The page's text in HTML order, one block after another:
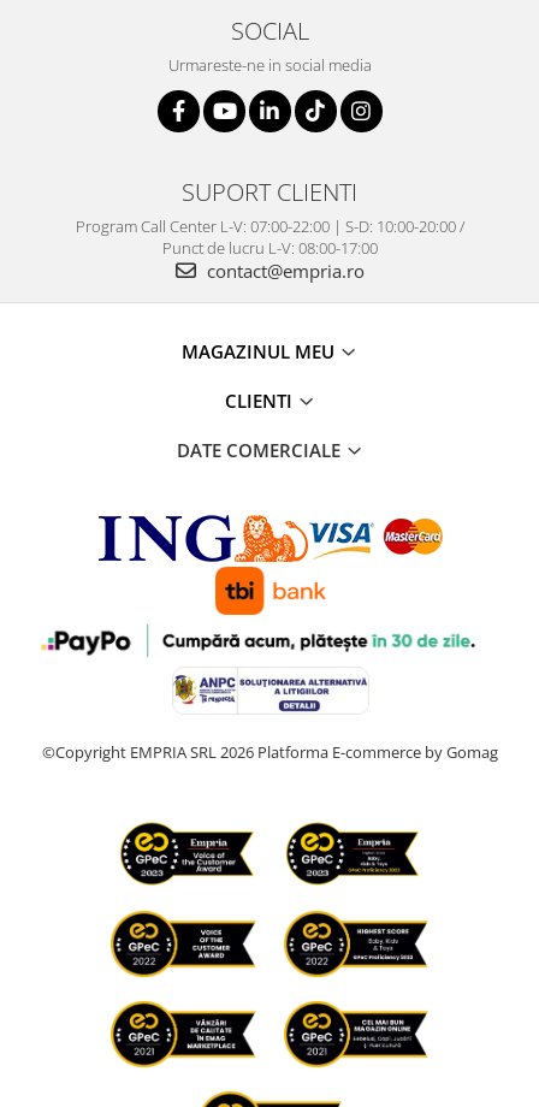
SOCIAL
Urmareste-ne in social media
SUPORT CLIENTI
Program Call Center L-V: 07:00-22:00 | S-D: 10:00-20:00 /
Punct de lucru L-V: 08:00-17:00
contact@empria.ro
MAGAZINUL MEU
CLIENTI
DATE COMERCIALE
©Copyright EMPRIA SRL 2026 Platforma E-commerce by Gomag